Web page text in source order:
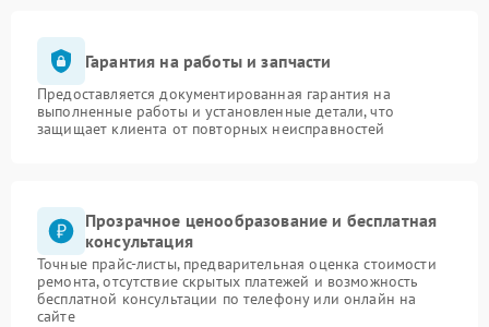
Гарантия на работы и запчасти
Предоставляется документированная гарантия на
выполненные работы и установленные детали, что
защищает клиента от повторных неисправностей
Прозрачное ценообразование и бесплатная
консультация
Точные прайс-листы, предварительная оценка стоимости
ремонта, отсутствие скрытых платежей и возможность
бесплатной консультации по телефону или онлайн на
сайте